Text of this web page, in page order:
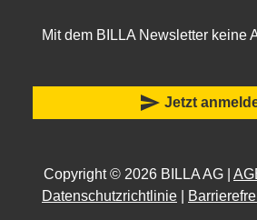
Mit dem BILLA Newsletter keine
send Jetzt
Copyright © 2026 BILLA AG |
Datenschutzrichtlinie